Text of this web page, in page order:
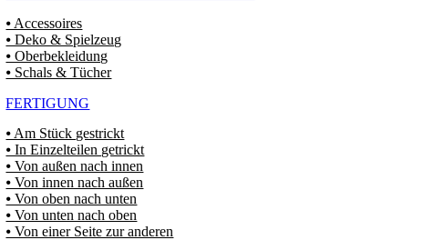
⦁ Accessoires
⦁ Deko & Spielzeug
⦁ Oberbekleidung
⦁ Schals & Tücher
FERTIGUNG
⦁ Am Stück gestrickt
⦁ In Einzelteilen getrickt
⦁ Von außen nach innen
⦁ Von innen nach außen
⦁ Von oben nach unten
⦁ Von unten nach oben
⦁ Von einer Seite zur anderen